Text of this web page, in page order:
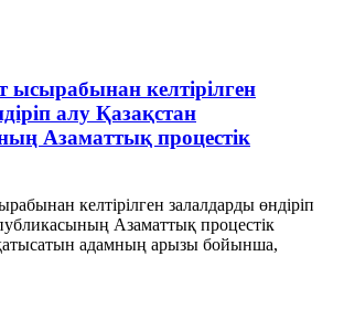
ысырабынан келтірілген
алу Қазақстан
Азаматтық процестік
келтірілген залалдарды өндіріп
Азаматтық процестік
қатысатын адамның арызы бойынша,